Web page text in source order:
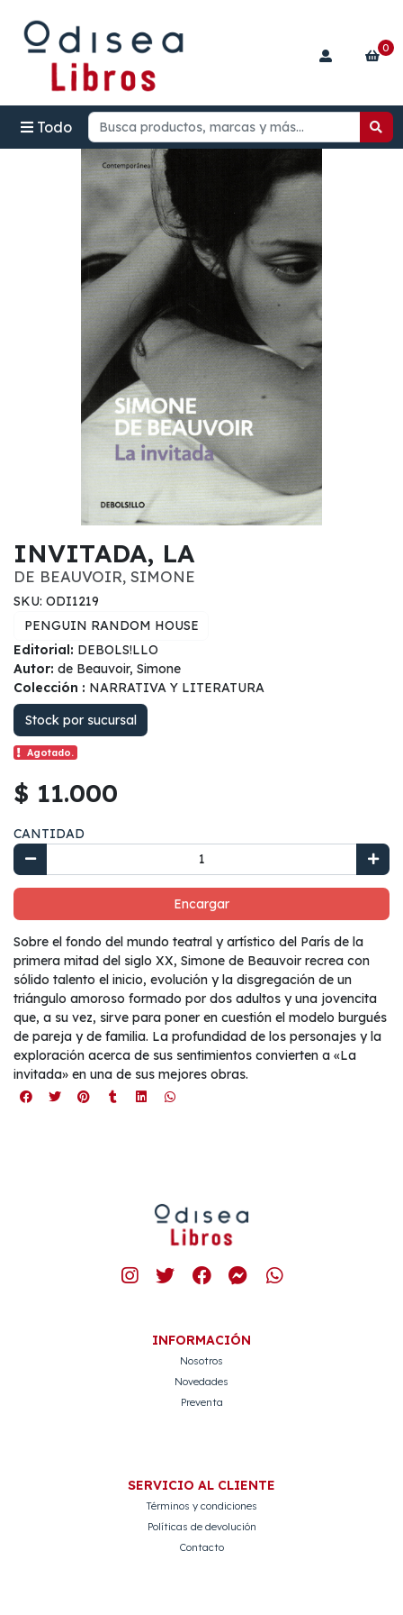
Todo
0
INVITADA, LA
DE BEAUVOIR, SIMONE
SKU: ODI1219
PENGUIN RANDOM HOUSE
Editorial: DEBOLS!LLO
Autor: de Beauvoir, Simone
Colección : NARRATIVA Y LITERATURA
Stock por sucursal
Agotado.
$ 11.000
CANTIDAD
Encargar
Sobre el fondo del mundo teatral y artístico del París de la
primera mitad del siglo XX, Simone de Beauvoir recrea con
sólido talento el inicio, evolución y la disgregación de un
triángulo amoroso formado por dos adultos y una jovencita
que, a su vez, sirve para poner en cuestión el modelo burgués
de pareja y de familia. La profundidad de los personajes y la
exploración acerca de sus sentimientos convierten a «La
invitada» en una de sus mejores obras.
INFORMACIÓN
Nosotros
Novedades
Preventa
SERVICIO AL CLIENTE
Términos y condiciones
Políticas de devolución
Contacto